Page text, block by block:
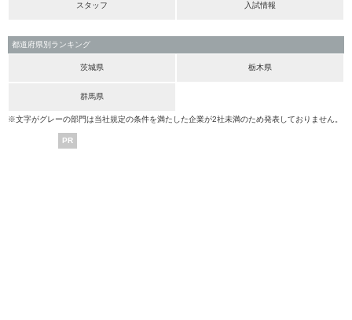
スタッフ 入試情報
都道府県別ランキング
茨城県 栃木県
群馬県
※文字がグレーの部門は当社規定の条件を満たした企業が2社未満のため発表しておりません。
PR